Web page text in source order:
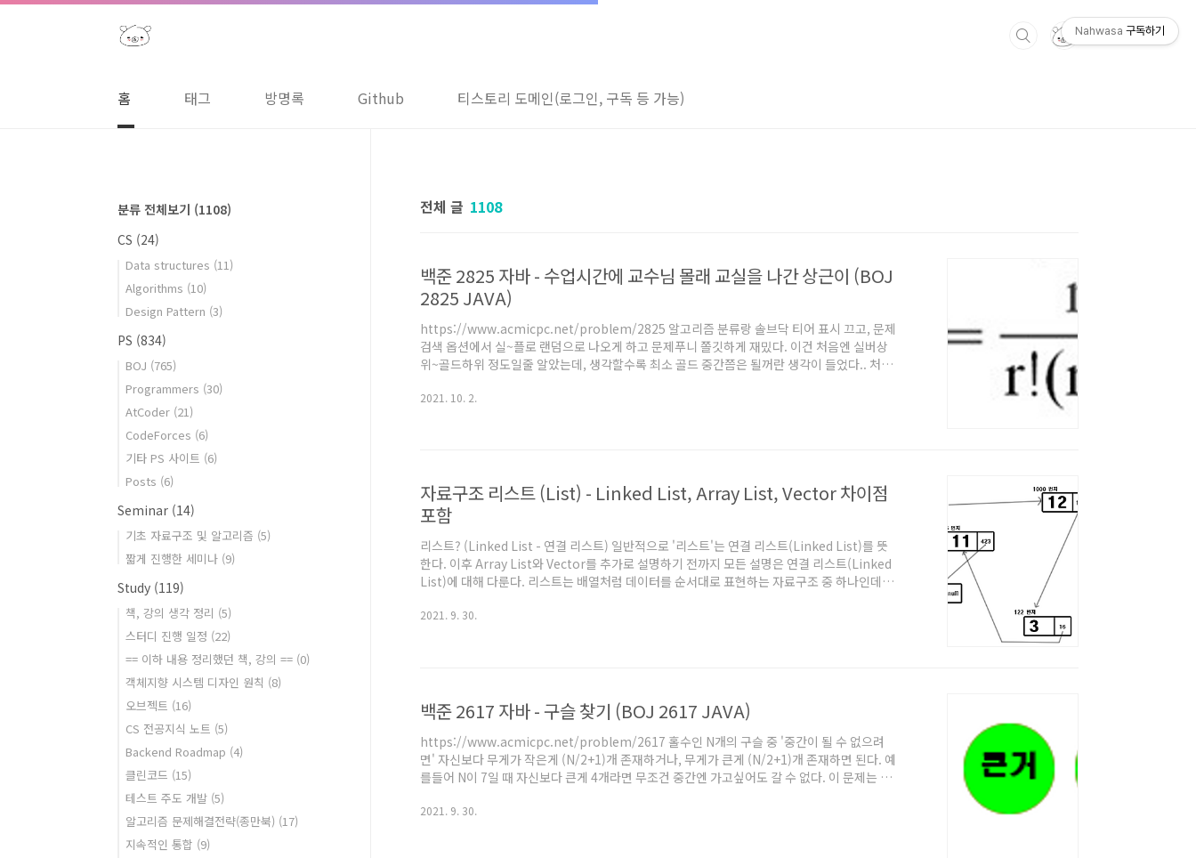
본문 바로가기
홈 태그 방명록 Github 티스토리 도메인(로그인, 구독 등 가능)
전체 글 1108
백준 2825 자바 - 수업시간에 교수님 몰래 교실을 나간 상근이 (BOJ
2825 JAVA)
https://www.acmicpc.net/problem/2825 알고리즘 분류랑 솔브닥 티어 표시 끄고, 문제
검색 옵션에서 실~플로 랜덤으로 나오게 하고 문제푸니 쫄깃하게 재밌다. 이건 처음엔 실버상
위~골드하위 정도일줄 알았는데, 생각할수록 최소 골드 중간쯤은 될꺼란 생각이 들었다.. 처음
나 각 쌍을 hashset에 넣으면서 nCr로 계산하면 될 것 같았다. 하지만 아무리 생각해봐도 시
2021. 10. 2.
자료구조 리스트 (List) - Linked List, Array List, Vector 차이점
포함
리스트? (Linked List - 연결 리스트) 일반적으로 '리스트'는 연결 리스트(Linked List)를 뜻
한다. 이후 Array List와 Vector를 추가로 설명하기 전까지 모든 설명은 연결 리스트(Linked
List)에 대해 다룬다. 리스트는 배열처럼 데이터를 순서대로 표현하는 자료구조 중 하나인데,
이터를 순서대로 넣어 만든 자료구조이다. 리스트는 메모리 상에 데이터가 어디에 있던 신경쓰
2021. 9. 30.
백준 2617 자바 - 구슬 찾기 (BOJ 2617 JAVA)
https://www.acmicpc.net/problem/2617 홀수인 N개의 구슬 중 '중간이 될 수 없으려
면' 자신보다 무게가 작은게 (N/2+1)개 존재하거나, 무게가 큰게 (N/2+1)개 존재하면 된다. 예
를들어 N이 7일 때 자신보다 큰게 4개라면 무조건 중간엔 가고싶어도 갈 수 없다. 이 문제는 다
게 (N/2+1)개 이상 있는 구슬의 갯수를 구하면 된다.' 그럼 어떻게 구할까? M개의 쌍에 대해 어
2021. 9. 30.
분류 전체보기 (1108)
CS (24)
Data structures (11)
Algorithms (10)
Design Pattern (3)
PS (834)
BOJ (765)
Programmers (30)
AtCoder (21)
CodeForces (6)
기타 PS 사이트 (6)
Posts (6)
Seminar (14)
기초 자료구조 및 알고리즘 (5)
짧게 진행한 세미나 (9)
Study (119)
책, 강의 생각 정리 (5)
스터디 진행 일정 (22)
== 이하 내용 정리했던 책, 강의 == (0)
객체지향 시스템 디자인 원칙 (8)
오브젝트 (16)
CS 전공지식 노트 (5)
Backend Roadmap (4)
클린코드 (15)
테스트 주도 개발 (5)
알고리즘 문제해결전략(종만북) (17)
지속적인 통합 (9)
Nahwasa 구독하기